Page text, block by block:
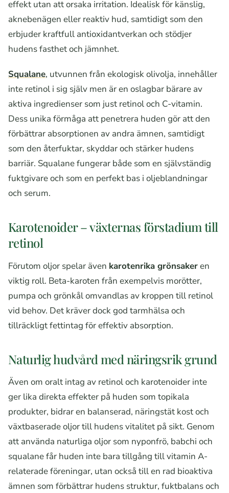
effekt utan att orsaka irritation. Idealisk för känslig,
aknebenägen eller reaktiv hud, samtidigt som den
erbjuder kraftfull antioxidantverkan och stödjer
hudens fasthet och jämnhet.
Squalane, utvunnen från ekologisk olivolja, innehåller
inte retinol i sig själv men är en oslagbar bärare av
aktiva ingredienser som just retinol och C-vitamin.
Dess unika förmåga att penetrera huden gör att den
förbättrar absorptionen av andra ämnen, samtidigt
som den återfuktar, skyddar och stärker hudens
barriär. Squalane fungerar både som en självständig
fuktgivare och som en perfekt bas i oljeblandningar
och serum.
Karotenoider – växternas förstadium till
retinol
Förutom oljor spelar även karotenrika grönsakeren
viktig roll. Beta-karoten från exempelvis morötter,
pumpa och grönkål omvandlas av kroppen till retinol
vid behov. Det kräver dock god tarmhälsa och
tillräckligt fettintag för effektiv absorption.
Naturlig hudvård med näringsrik grund
Även om oralt intag av retinol och karotenoider inte
ger lika direkta effekter på huden som topikala
produkter, bidrar en balanserad, näringstät kost och
växtbaserade oljor till hudens vitalitet på sikt. Genom
att använda naturliga oljor som nyponfrö, babchi och
squalane får huden inte bara tillgång till vitamin A-
relaterade föreningar, utan också till en rad bioaktiva
ämnen som förbättrar hudens struktur, fuktbalans och